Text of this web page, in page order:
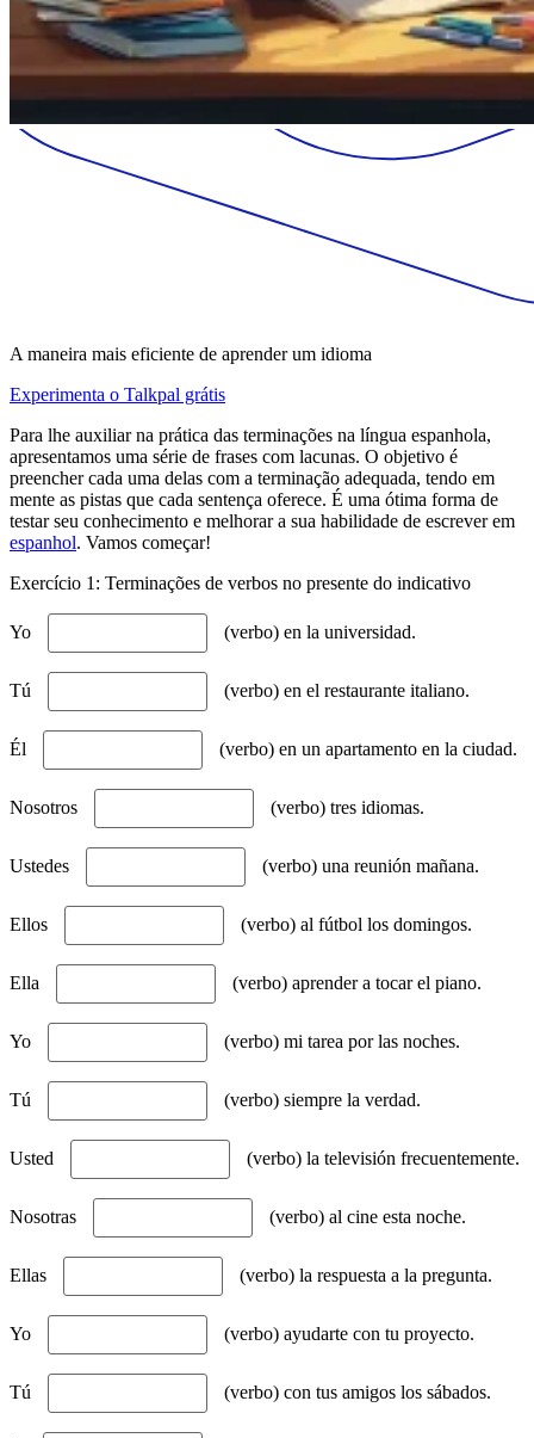
A maneira mais eficiente de aprender um idioma
Experimenta o Talkpal grátis
Para lhe auxiliar na prática das terminações na língua espanhola,
apresentamos uma série de frases com lacunas. O objetivo é
preencher cada uma delas com a terminação adequada, tendo em
mente as pistas que cada sentença oferece. É uma ótima forma de
testar seu conhecimento e melhorar a sua habilidade de escrever em
espanhol. Vamos começar!
Exercício 1: Terminações de verbos no presente do indicativo
Yo (verbo) en la universidad.
Tú (verbo) en el restaurante italiano.
Él (verbo) en un apartamento en la ciudad.
Nosotros (verbo) tres idiomas.
Ustedes (verbo) una reunión mañana.
Ellos (verbo) al fútbol los domingos.
Ella (verbo) aprender a tocar el piano.
Yo (verbo) mi tarea por las noches.
Tú (verbo) siempre la verdad.
Usted (verbo) la televisión frecuentemente.
Nosotras (verbo) al cine esta noche.
Ellas (verbo) la respuesta a la pregunta.
Yo (verbo) ayudarte con tu proyecto.
Tú (verbo) con tus amigos los sábados.